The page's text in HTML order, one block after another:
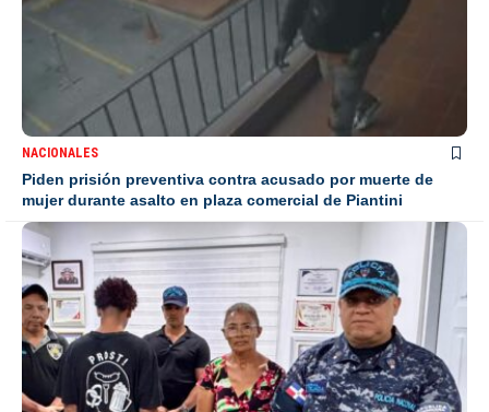
NACIONALES
Piden prisión preventiva contra acusado por muerte de
mujer durante asalto en plaza comercial de Piantini